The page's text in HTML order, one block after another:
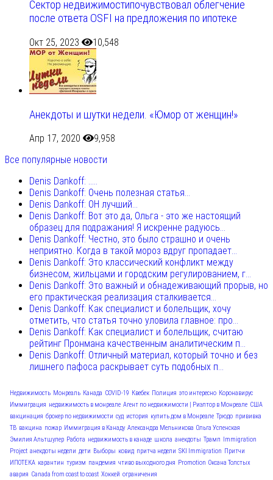
Сектор недвижимостипочувствовал облегчение
после ответа OSFI на предложения по ипотеке
Окт 25, 2023 10,548
Анекдоты и шутки недели. «Юмор от женщин!»
Апр 17, 2020
9,958
Все популярные новости
Denis Dankoff: .....
Denis Dankoff: Очень полезная статья...
Denis Dankoff: ОН лучший...
Denis Dankoff: Вот это да, Ольга - это же настоящий
образец для подражания! Я искренне радуюсь...
Denis Dankoff: Честно, это было страшно и очень
неприятно. Когда в такой мороз вдруг пропадает...
Denis Dankoff: Это классический конфликт между
бизнесом, жильцами и городским регулированием, г...
Denis Dankoff: Это важный и обнадеживающий прорыв, но
его практическая реализация сталкивается...
Denis Dankoff: Как специалист и болельщик, хочу
отметить, что статья точно уловила главное: про...
Denis Dankoff: Как специалист и болельщик, считаю
рейтинг Пронмана качественным аналитическим п...
Denis Dankoff: Отличный материал, который точно и без
лишнего пафоса раскрывает суть подобных п...
Недвижимость Монреаль Канада COVID-19 Квебек Полиция это интересно Коронавирус
Иммиграция недвижимость в монреале Агент по недвижимости | Риэлтор в Монреале США
вакцинация брокер по недвижимости суд история купить дом в Монреале Трюдо прививка
ТВ вакцина пожар Иммиграция в Канаду Александра Мельникова Ольга Успенская
Эмилия Альтшулер Работа недвижимость в канаде школа анекдоты Трамп
Immigration
Project анекдоты недели дети Выборы ковид притча недели SKI Immigration Притчи
ИПОТЕКА карантин туризм пандемия чтиво выходного дня Promotion Оксана Толстых
авария Canada from coast to coast Хоккей ограничения